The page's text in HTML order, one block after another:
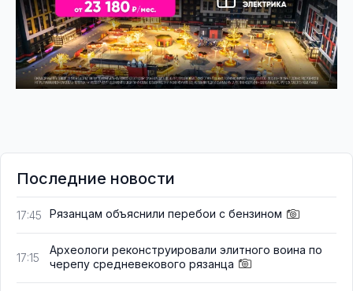
Последние новости
17:45 Рязанцам объяснили перебои с бензином
17:15
Археологи реконструировали элитного воина по
черепу средневекового рязанца